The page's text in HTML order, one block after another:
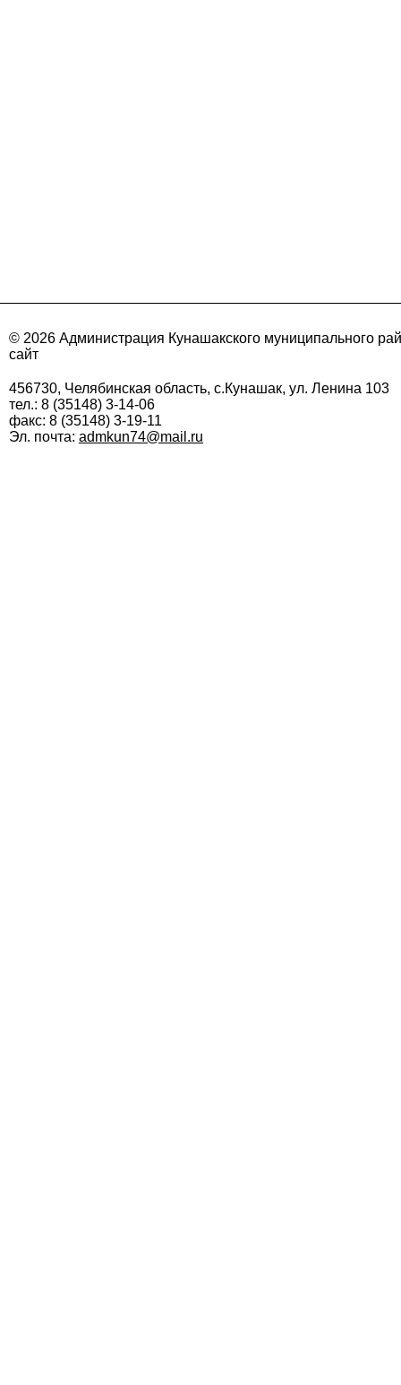
© 2026 Администрация Кунашакского муниципального
сайт
456730, Челябинская область, с.Кунашак, ул. Ленина 103
тел.: 8 (35148) 3-14-06
факс: 8 (35148) 3-19-11
Эл. почта: admkun74@mail.ru